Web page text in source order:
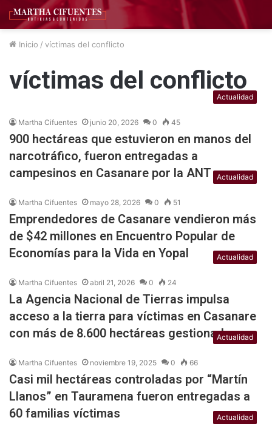
Inicio / víctimas del conflicto
víctimas del conflicto
Actualidad
Martha Cifuentes junio 20, 2026 0 45
900 hectáreas que estuvieron en manos del
narcotráfico, fueron entregadas a
campesinos en Casanare por la ANT
Actualidad
Martha Cifuentes mayo 28, 2026 0 51
Emprendedores de Casanare vendieron más
de $42 millones en Encuentro Popular de
Economías para la Vida en Yopal
Actualidad
Martha Cifuentes abril 21, 2026 0 24
La Agencia Nacional de Tierras impulsa
acceso a la tierra para víctimas en Casanare
con más de 8.600 hectáreas gestionadas
Actualidad
Martha Cifuentes noviembre 19, 2025 0 66
Casi mil hectáreas controladas por “Martín
Llanos” en Tauramena fueron entregadas a
60 familias víctimas
Actualidad